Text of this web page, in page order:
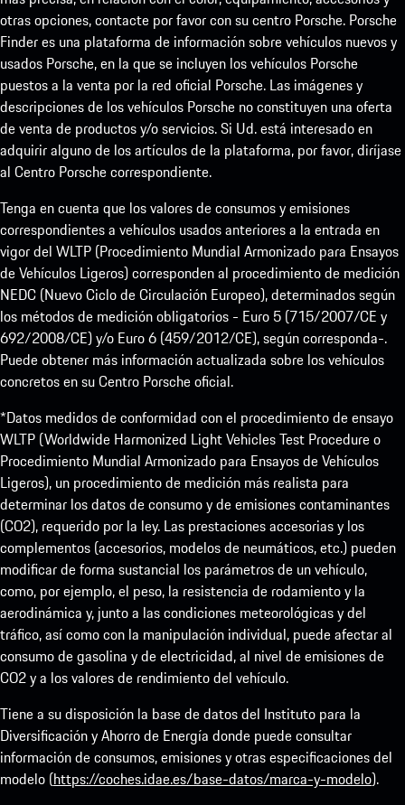
otras opciones, contacte por favor con su centro Porsche. Porsche
Finder es una plataforma de información sobre vehículos nuevos y
usados Porsche, en la que se incluyen los vehículos Porsche
puestos a la venta por la red oficial Porsche. Las imágenes y
descripciones de los vehículos Porsche no constituyen una oferta
de venta de productos y/o servicios. Si Ud. está interesado en
adquirir alguno de los artículos de la plataforma, por favor, diríjase
al Centro Porsche correspondiente.
Tenga en cuenta que los valores de consumos y emisiones
correspondientes a vehículos usados anteriores a la entrada en
vigor del WLTP (Procedimiento Mundial Armonizado para Ensayos
de Vehículos Ligeros) corresponden al procedimiento de medición
NEDC (Nuevo Ciclo de Circulación Europeo), determinados según
los métodos de medición obligatorios - Euro 5 (715/2007/CE y
692/2008/CE) y/o Euro 6 (459/2012/CE), según corresponda-.
Puede obtener más información actualizada sobre los vehículos
concretos en su Centro Porsche oficial.
*Datos medidos de conformidad con el procedimiento de ensayo
WLTP (Worldwide Harmonized Light Vehicles Test Procedure o
Procedimiento Mundial Armonizado para Ensayos de Vehículos
Ligeros), un procedimiento de medición más realista para
determinar los datos de consumo y de emisiones contaminantes
(CO2), requerido por la ley. Las prestaciones accesorias y los
complementos (accesorios, modelos de neumáticos, etc.) pueden
modificar de forma sustancial los parámetros de un vehículo,
como, por ejemplo, el peso, la resistencia de rodamiento y la
aerodinámica y, junto a las condiciones meteorológicas y del
tráfico, así como con la manipulación individual, puede afectar al
consumo de gasolina y de electricidad, al nivel de emisiones de
CO2 y a los valores de rendimiento del vehículo.
Tiene a su disposición la base de datos del Instituto para la
Diversificación y Ahorro de Energía donde puede consultar
información de consumos, emisiones y otras especificaciones del
modelo (https://coches.idae.es/base-datos/marca-y-modelo).